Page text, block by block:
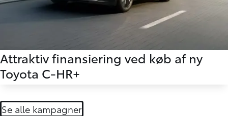
Attraktiv finansiering ved køb af ny
Toyota C-HR+
Se alle kampagner